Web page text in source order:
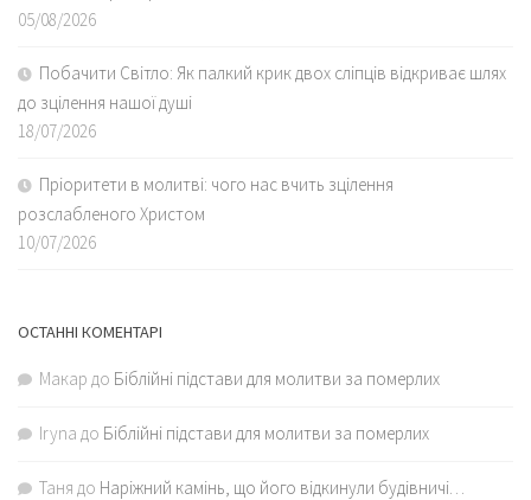
05/08/2026
Побачити Світло: Як палкий крик двох сліпців відкриває шлях
до зцілення нашої душі
18/07/2026
Пріоритети в молитві: чого нас вчить зцілення
розслабленого Христом
10/07/2026
ОСТАННІ КОМЕНТАРІ
Макар до Біблійні підстави для молитви за померлих
Iryna до Біблійні підстави для молитви за померлих
Таня до Наріжний камінь, що його відкинули будівничі…